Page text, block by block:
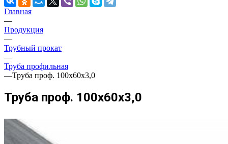
Главная
—
Продукция
—
Трубный прокат
—
Труба профильная
—Труба проф. 100х60х3,0
Труба проф. 100х60х3,0